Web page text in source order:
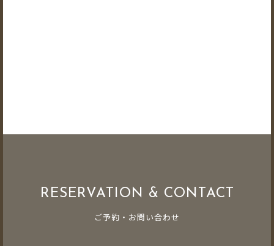
RESERVATION & CONTACT
ご予約・お問い合わせ